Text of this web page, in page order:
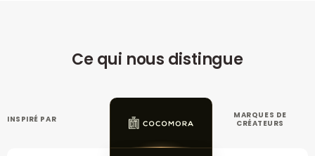
Ce qui nous distingue
INSPIRÉ PAR
MARQUES DE
CRÉATEURS